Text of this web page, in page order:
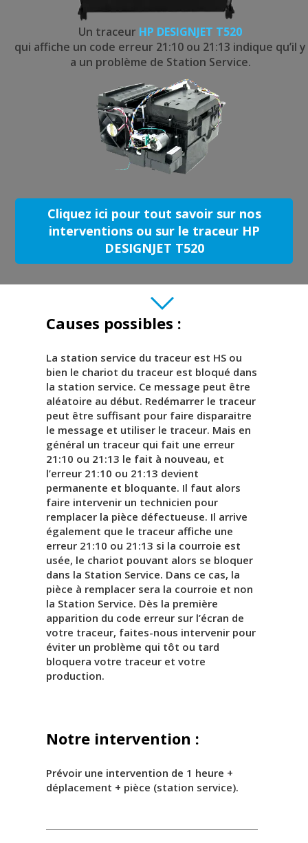
Un traceur HP DESIGNJET T520
qui affiche un code erreur 21:10 ou 21:13 indique qu’il y
a un problème de Station Service.
Cliquez ici pour tout savoir sur nos
interventions ou sur le traceur HP
DESIGNJET T520
Causes possibles :
La station service du traceur est HS ou
bien le chariot du traceur est bloqué dans
la station service. Ce message peut être
aléatoire au début. Redémarrer le traceur
peut être suffisant pour faire disparaitre
le message et utiliser le traceur. Mais en
général un traceur qui fait une erreur
21:10 ou 21:13 le fait à nouveau, et
l’erreur 21:10 ou 21:13 devient
permanente et bloquante. Il faut alors
faire intervenir un technicien pour
remplacer la pièce défectueuse. Il arrive
également que le traceur affiche une
erreur 21:10 ou 21:13 si la courroie est
usée, le chariot pouvant alors se bloquer
dans la Station Service. Dans ce cas, la
pièce à remplacer sera la courroie et non
la Station Service. Dès la première
apparition du code erreur sur l’écran de
votre traceur, faites-nous intervenir pour
éviter un problème qui tôt ou tard
bloquera votre traceur et votre
production.
Notre intervention :
Prévoir une intervention de 1 heure +
déplacement + pièce (station service).